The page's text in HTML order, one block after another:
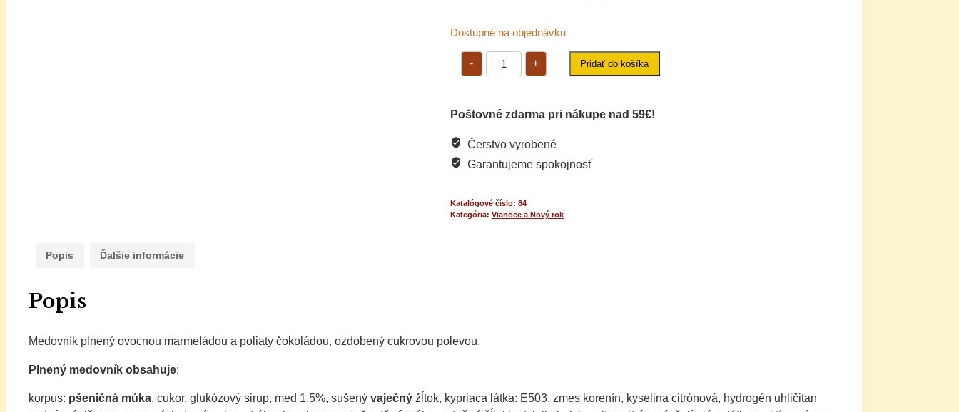
Dostupné na objednávku
- + Pridať do košíka
Poštovné zdarma pri nákupe nad 59€!
Čerstvo vyrobené
Garantujeme spokojnosť
Katalógové číslo: 84
Kategória: Vianoce a Nový rok
Popis Ďalšie informácie
Popis
Medovník plnený ovocnou marmeládou a poliaty čokoládou, ozdobený cukrovou polevou.
Plnený medovník obsahuje:
korpus: pšeničná múka, cukor, glukózový sirup, med 1,5%, sušený vaječný žĺtok, kypriaca látka: E503, zmes korenín, kyselina citrónová, hydrogén uhličitan